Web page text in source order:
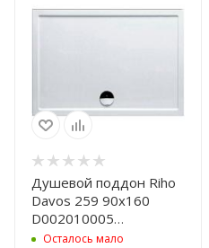
Душевой поддон Riho
Davos 259 90x160
D002010005
(DA6700500000000)
Осталось мало